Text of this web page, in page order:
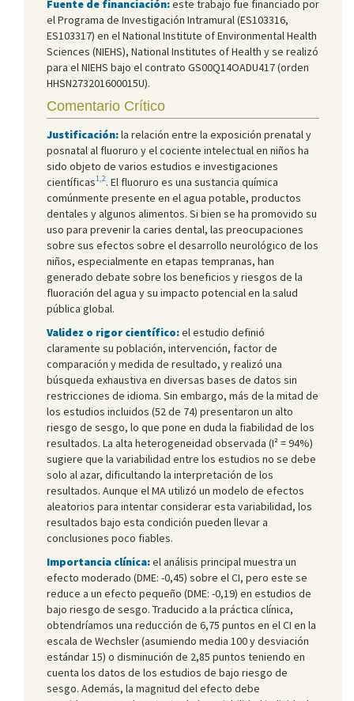
Fuente de financiación:este trabajo fue financiado por
el Programa de Investigación Intramural (ES103316,
ES103317) en el National Institute of Environmental Health
Sciences (NIEHS), National Institutes of Health y se realizó
para el NIEHS bajo el contrato GS00Q14OADU417 (orden
HHSN273201600015U).
Comentario Crítico
Justificación:la relación entre la exposición prenatal y
posnatal al fluoruro y el cociente intelectual en niños ha
sido objeto de varios estudios e investigaciones
científicas1,2. El fluoruro es una sustancia química
comúnmente presente en el agua potable, productos
dentales y algunos alimentos. Si bien se ha promovido su
uso para prevenir la caries dental, las preocupaciones
sobre sus efectos sobre el desarrollo neurológico de los
niños, especialmente en etapas tempranas, han
generado debate sobre los beneficios y riesgos de la
fluoración del agua y su impacto potencial en la salud
pública global.
Validez o rigor científico:el estudio definió
claramente su población, intervención, factor de
comparación y medida de resultado, y realizó una
búsqueda exhaustiva en diversas bases de datos sin
restricciones de idioma. Sin embargo, más de la mitad de
los estudios incluidos (52 de 74) presentaron un alto
riesgo de sesgo, lo que pone en duda la fiabilidad de los
resultados. La alta heterogeneidad observada (I² = 94%)
sugiere que la variabilidad entre los estudios no se debe
solo al azar, dificultando la interpretación de los
resultados. Aunque el MA utilizó un modelo de efectos
aleatorios para intentar considerar esta variabilidad, los
resultados bajo esta condición pueden llevar a
conclusiones poco fiables.
Importancia clínica:el análisis principal muestra un
efecto moderado (DME: -0,45) sobre el CI, pero este se
reduce a un efecto pequeño (DME: -0,19) en estudios de
bajo riesgo de sesgo. Traducido a la práctica clínica,
obtendríamos una reducción de 6,75 puntos en el CI en la
escala de Wechsler (asumiendo media 100 y desviación
estándar 15) o disminución de 2,85 puntos teniendo en
cuenta los datos de los estudios de bajo riesgo de
sesgo. Además, la magnitud del efecto debe